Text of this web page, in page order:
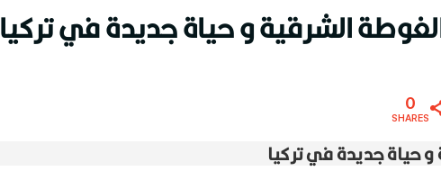
الشرقية و حياة جديدة في تركيا
0
SHARES
حياة جديدة في تركيا